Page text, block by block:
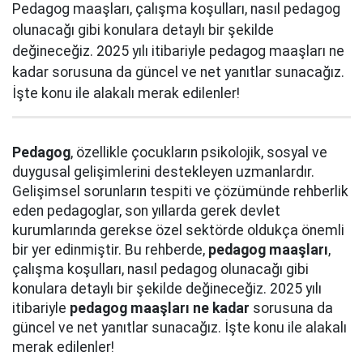
Pedagog maaşları, çalışma koşulları, nasıl pedagog
olunacağı gibi konulara detaylı bir şekilde
değineceğiz. 2025 yılı itibariyle pedagog maaşları ne
kadar sorusuna da güncel ve net yanıtlar sunacağız.
İşte konu ile alakalı merak edilenler!
Pedagog, özellikle çocukların psikolojik, sosyal ve
duygusal gelişimlerini destekleyen uzmanlardır.
Gelişimsel sorunların tespiti ve çözümünde rehberlik
eden pedagoglar, son yıllarda gerek devlet
kurumlarında gerekse özel sektörde oldukça önemli
bir yer edinmiştir. Bu rehberde, pedagog maaşları,
çalışma koşulları, nasıl pedagog olunacağı gibi
konulara detaylı bir şekilde değineceğiz. 2025 yılı
itibariyle pedagog maaşları ne kadar sorusuna da
güncel ve net yanıtlar sunacağız. İşte konu ile alakalı
merak edilenler!